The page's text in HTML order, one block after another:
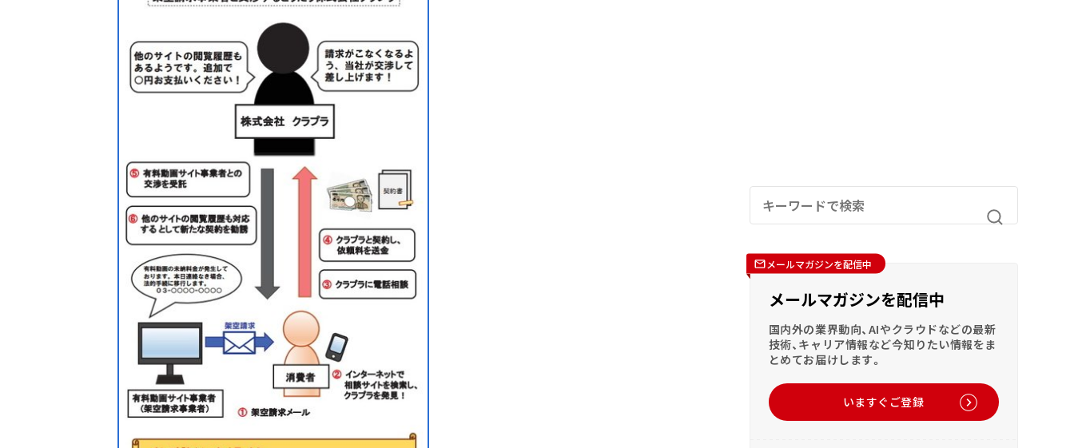
メールマガジンを配信中
メールマガジンを配信中
国内外の業界動向、AIやクラウドなどの最新
技術、キャリア情報など今知りたい情報をま
とめてお届けします。
いますぐご登録